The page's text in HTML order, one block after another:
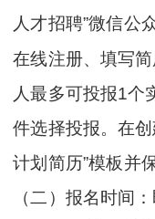
人才招聘”微信公
在线注册、填写
人最多可投报1个
件选择投报。在
计划简历”模板并
（二）报名时间